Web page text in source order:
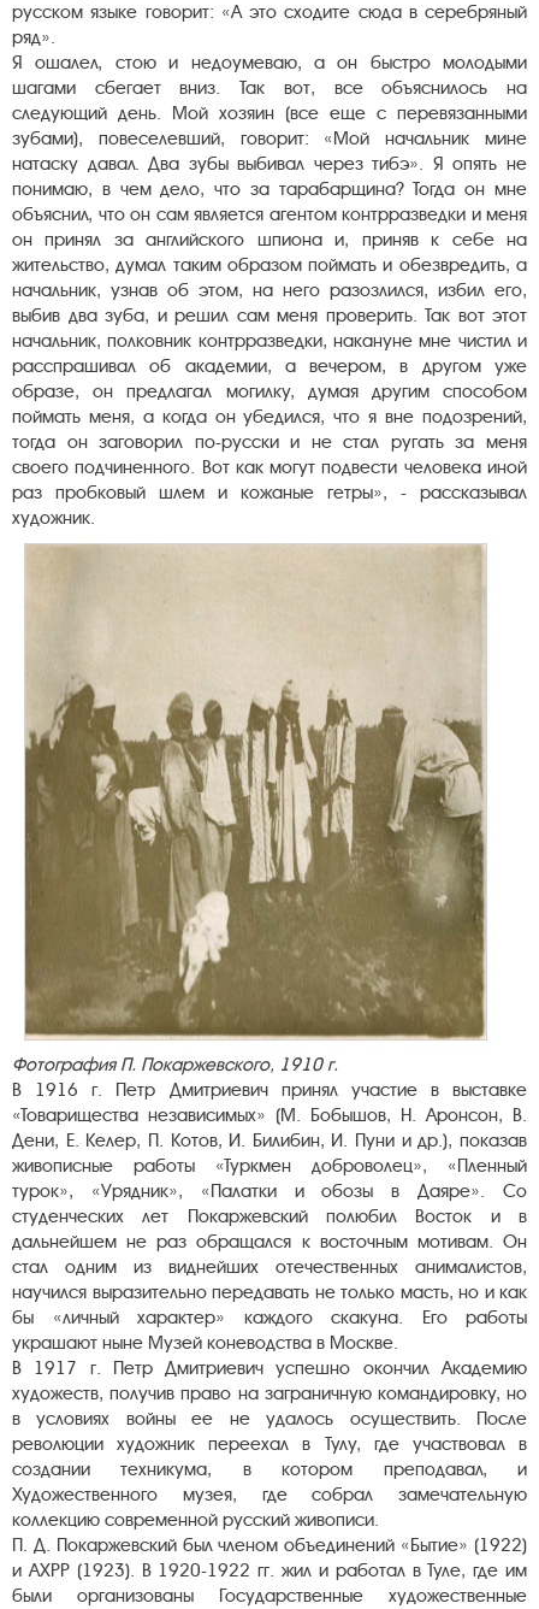
русском языке говорит: «А это сходите сюда в серебряный
ряд».
Я ошалел, стою и недоумеваю, а он быстро молодыми
шагами сбегает вниз. Так вот, все объяснилось на
следующий день. Мой хозяин (все еще с перевязанными
зубами), повеселевший, говорит: «Мой начальник мине
натаску давал. Два зубы выбивал через тибэ». Я опять не
понимаю, в чем дело, что за тарабарщина? Тогда он мне
объяснил, что он сам является агентом контрразведки и меня
он принял за английского шпиона и, приняв к себе на
жительство, думал таким образом поймать и обезвредить, а
начальник, узнав об этом, на него разозлился, избил его,
выбив два зуба, и решил сам меня проверить. Так вот этот
начальник, полковник контрразведки, накануне мне чистил и
расспрашивал об академии, а вечером, в другом уже
образе, он предлагал могилку, думая другим способом
поймать меня, а когда он убедился, что я вне подозрений,
тогда он заговорил по-русски и не стал ругать за меня
своего подчиненного. Вот как могут подвести человека иной
раз пробковый шлем и кожаные гетры», - рассказывал
художник.
Фотография П. Покаржевского, 1910 г.
В 1916 г. Петр Дмитриевич принял участие в выставке
«Товарищества независимых» (М. Бобышов, Н. Аронсон, В.
Дени, Е. Келер, П. Котов, И. Билибин, И. Пуни и др.), показав
живописные работы «Туркмен доброволец», «Пленный
турок», «Урядник», «Палатки и обозы в Даяре». Со
студенческих лет Покаржевский полюбил Восток и в
дальнейшем не раз обращался к восточным мотивам. Он
стал одним из виднейших отечественных анималистов,
научился выразительно передавать не только масть, но и как
бы «личный характер» каждого скакуна. Его работы
украшают ныне Музей коневодства в Москве.
В 1917 г. Петр Дмитриевич успешно окончил Академию
художеств, получив право на заграничную командировку, но
в условиях войны ее не удалось осуществить. После
революции художник переехал в Тулу, где участвовал в
создании техникума, в котором преподавал, и
Художественного музея, где собрал замечательную
коллекцию современной русский живописи.
П. Д. Покаржевский был членом объединений «Бытие» (1922)
и АХРР (1923). В 1920-1922 гг. жил и работал в Туле, где им
были организованы Государственные художественные